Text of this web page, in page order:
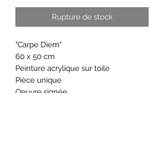
Rupture de stock
"Carpe Diem"
60 x 50 cm
Peinture acrylique sur toile
Pièce unique
Oeuvre signée